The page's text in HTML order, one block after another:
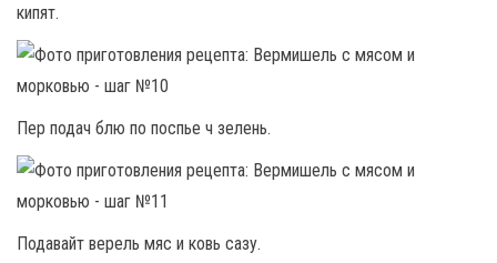
кипят.
Пер подач блю по поспье ч зелень.
Подавайт верель мяс и ковь сазу.